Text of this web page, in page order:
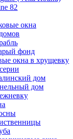
82
окна
фонд
окна в хрущевку
дом
дом